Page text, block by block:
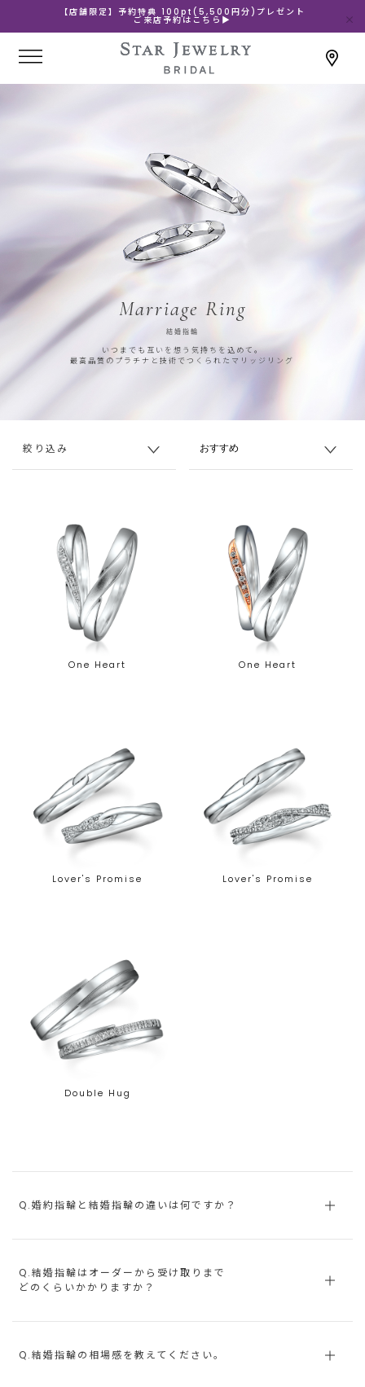
【店舗限定】予約特典 100pt(5,500円分)プレゼント
ご来店予約はこちら▶
Marriage Ring
結婚指輪
いつまでも互いを想う気持ちを込めて。
最高品質のプラチナと技術でつくられたマリッジリング
絞り込み
One Heart One Heart
Lover's Promise Lover's Promise
Double Hug
Q.婚約指輪と結婚指輪の違いは何ですか？
Q.結婚指輪はオーダーから受け取りまで
どのくらいかかりますか？
Q.結婚指輪の相場感を教えてください。